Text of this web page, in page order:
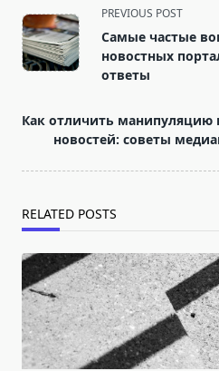
<span
class="nav-
subtitle
screen-
text">Page</span>
PREVIOUS POST
Самые частые
новостных
ответы
Как отличить манипуляцию
новостей: советы
RELATED POSTS